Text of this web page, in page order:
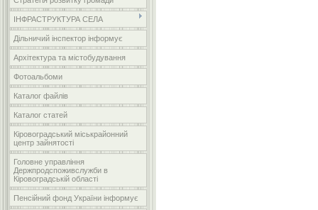
ІНФРАСТРУКТУРА СЕЛА
Дільничий інспектор інформує
Архітектура та містобудування
Фотоальбоми
Каталог файлів
Каталог статей
Кіровоградський міськрайонний
центр зайнятості
Головне управління
Держпродспоживслужби в
Кіровоградській області
Пенсійний фонд України інформує